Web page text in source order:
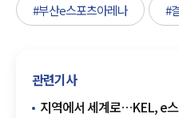
#부산e스포츠아레나 #
관련기사
지역에서 세계로…KEL, e